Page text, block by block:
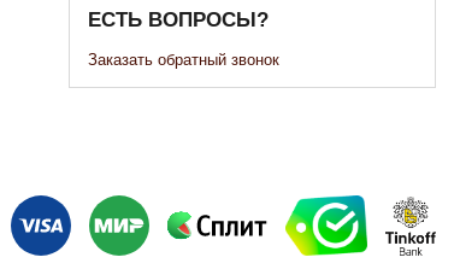
ЕСТЬ ВОПРОСЫ?
Заказать обратный звонок